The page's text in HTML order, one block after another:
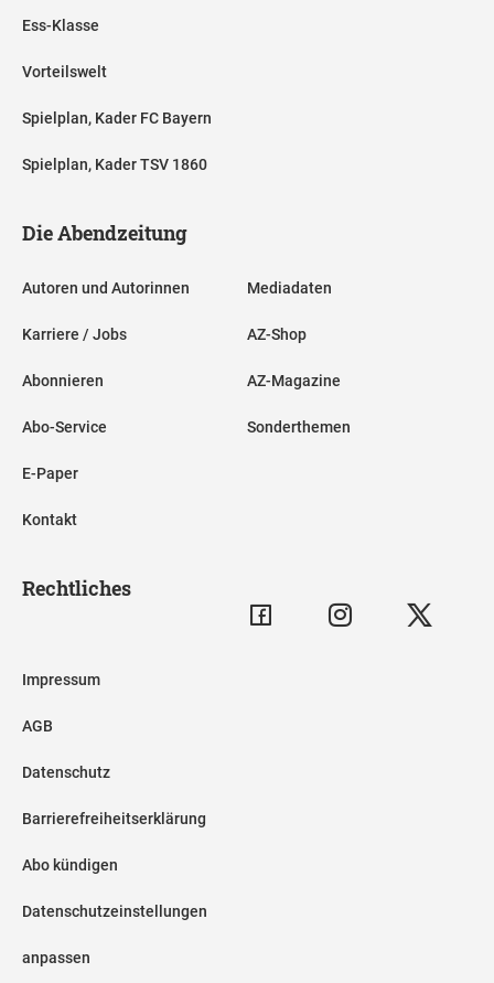
Ess-Klasse
Vorteilswelt
Spielplan, Kader FC Bayern
Spielplan, Kader TSV 1860
Die Abendzeitung
Autoren und Autorinnen
Karriere / Jobs
Abonnieren
Abo-Service
E-Paper
Kontakt
Mediadaten
AZ-Shop
AZ-Magazine
Sonderthemen
Rechtliches
Impressum
AGB
Datenschutz
Barrierefreiheitserklärung
Abo kündigen
Datenschutzeinstellungen
anpassen